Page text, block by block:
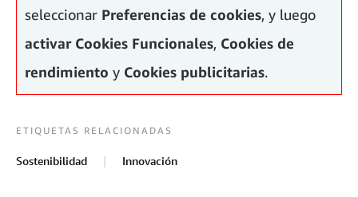
seleccionar Preferencias de cookies, y luego
activar Cookies Funcionales, Cookies de
rendimiento y Cookies publicitarias.
ETIQUETAS RELACIONADAS
Sostenibilidad Innovación